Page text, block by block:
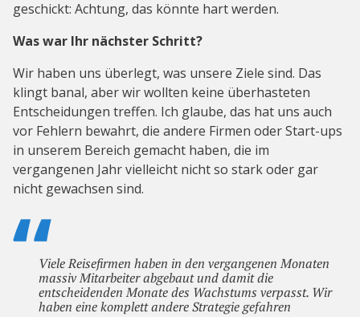
geschickt: Achtung, das könnte hart werden.
Was war Ihr nächster Schritt?
Wir haben uns überlegt, was unsere Ziele sind. Das
klingt banal, aber wir wollten keine überhasteten
Entscheidungen treffen. Ich glaube, das hat uns auch
vor Fehlern bewahrt, die andere Firmen oder Start-ups
in unserem Bereich gemacht haben, die im
vergangenen Jahr vielleicht nicht so stark oder gar
nicht gewachsen sind.
Viele Reisefirmen haben in den vergangenen Monaten
massiv Mitarbeiter abgebaut und damit die
entscheidenden Monate des Wachstums verpasst. Wir
haben eine komplett andere Strategie gefahren